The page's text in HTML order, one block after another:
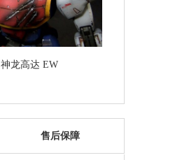
神龙高达 EW
售后保障